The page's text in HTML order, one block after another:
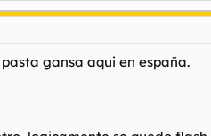
gansa aqui en españa.